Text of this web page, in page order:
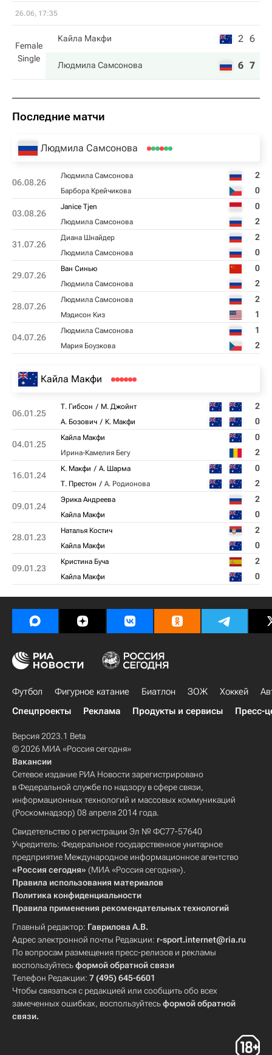
26.06, 17:35
Female
Single
Кайла Макфи 2 6
Людмила Самсонова 6 7
Последние матчи
Людмила Самсонова
06.08.26
Людмила Самсонова 2
Барбора Крейчикова 0
03.08.26
Janice Tjen 0
Людмила Самсонова 2
31.07.26
Диана Шнайдер 2
Людмила Самсонова 0
29.07.26
Ван Синью 0
Людмила Самсонова 2
28.07.26
Людмила Самсонова 2
Мэдисон Киз 1
04.07.26
Людмила Самсонова 1
Мария Боузкова 2
Кайла Макфи
06.01.25
Т. Гибсон М. Джойнт 2
А. Бозович К. Макфи 0
04.01.25
Кайла Макфи 0
Ирина-Камелия Бегу 2
16.01.24
К. Макфи А. Шарма 0
Т. Престон А. Родионова 2
09.01.24
Эрика Андреева 2
Кайла Макфи 0
28.01.23
Наталья Костич 2
Кайла Макфи 0
09.01.23
Кристина Буча 2
Кайла Макфи 0
Футбол Фигурное катание Биатлон ЗОЖ Хоккей
Спецпроекты
Реклама Продукты и сервисы Пресс-
Версия 2023.1 Beta
© 2026 МИА «Россия сегодня»
Вакансии
Сетевое издание РИА Новости зарегистрировано
в Федеральной службе по надзору в сфере связи,
информационных технологий и массовых коммуникаций
(Роскомнадзор) 08 апреля 2014 года.
Свидетельство о регистрации Эл № ФС77-57640
Учредитель: Федеральное государственное унитарное
предприятие Международное информационное агентство
«Россия сегодня» (МИА «Россия сегодня»).
Правила использования материалов
Политика конфиденциальности
Правила применения рекомендательных технологий
Главный редактор: Гаврилова А.В.
Адрес электронной почты Редакции: r-sport.internet@ria.ru
По вопросам размещения пресс-релизов и рекламы
воспользуйтесьформой обратной связи
Телефон Редакции: 7 (495) 645-6601
Чтобы связаться с редакцией или сообщить обо всех
замеченных ошибках, воспользуйтесьформой обратной
связи.